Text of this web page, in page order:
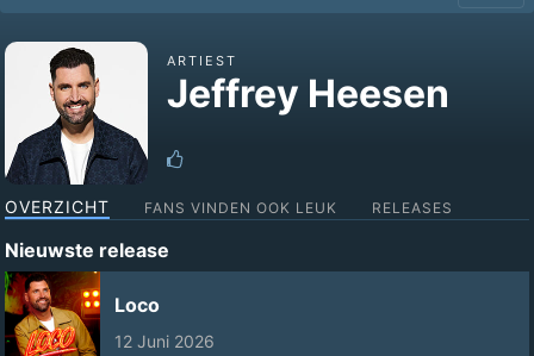
ARTIEST
Jeffrey Heesen
OVERZICHT FANS VINDEN OOK LEUK RELEASES
Nieuwste release
Loco
12 Juni 2026